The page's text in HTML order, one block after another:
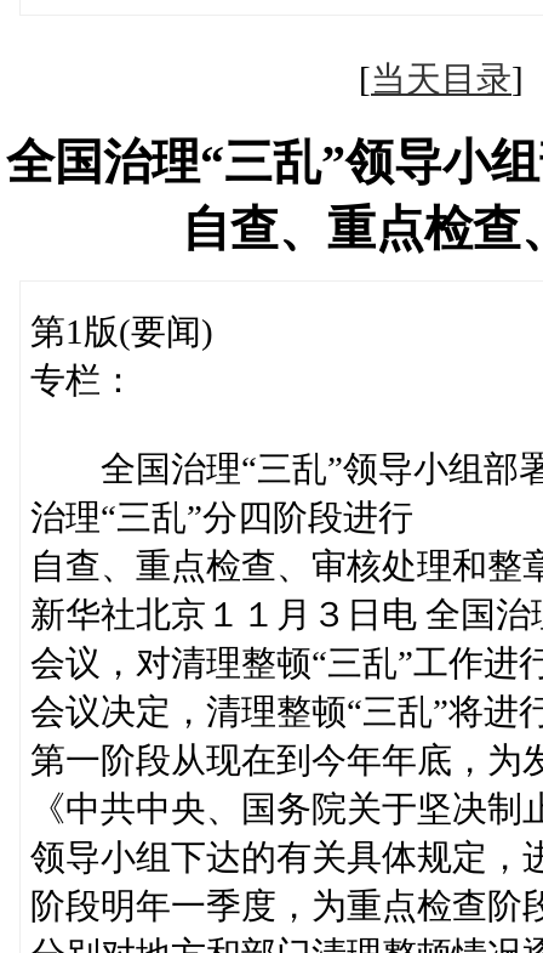
[当天目录
全国治理“三乱”领导小
自查、重点检查
第1版(要闻)
专栏：
全国治理“三乱”领导小组部
治理“三乱”分四阶段进行
自查、重点检查、审核处理和整
新华社北京１１月３日电 全国
会议，对清理整顿“三乱”工作进
会议决定，清理整顿“三乱”将进
第一阶段从现在到今年年底，为
《中共中央、国务院关于坚决
领导小组下达的有关具体规定，
阶段明年一季度，为重点检查阶